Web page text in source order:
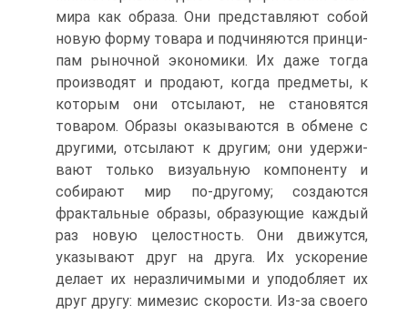
мира как образа. Они представляют собой
новую форму товара и подчиняются принци­
пам рыночной экономики. Их даже тогда
производят и продают, когда предметы, к
которым они отсылают, не становятся
товаром. Образы оказываются в обмене с
другими, отсылают к другим; они удержи­
вают только визуальную компоненту и
собирают мир по-другому; со­здаются
фрактальные образы, образующие каждый
раз новую целост­ность. Они движутся,
указывают друг на друга. Их ускорение
делает их неразличимыми и уподобляет их
друг другу: мимезис скорости. Из-за своего